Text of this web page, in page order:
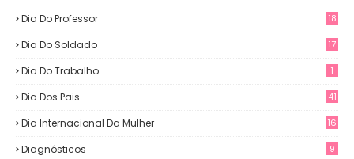
Dia Do Professor 18
Dia Do Soldado 17
Dia Do Trabalho 1
Dia Dos Pais 41
Dia Internacional Da Mulher 16
Diagnósticos 9